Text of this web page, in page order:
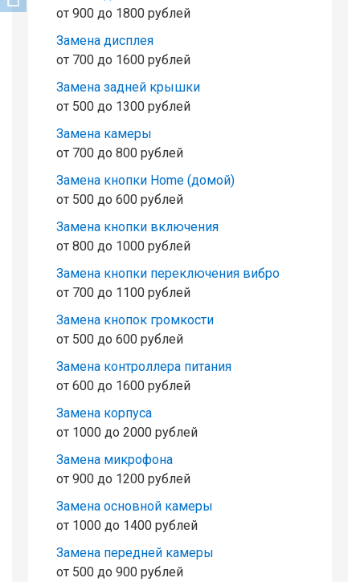
от 900 до 1800 рублей
Замена дисплея
от 700 до 1600 рублей
Замена задней крышки
от 500 до 1300 рублей
Замена камеры
от 700 до 800 рублей
Замена кнопки Home (домой)
от 500 до 600 рублей
Замена кнопки включения
от 800 до 1000 рублей
Замена кнопки переключения вибро
от 700 до 1100 рублей
Замена кнопок громкости
от 500 до 600 рублей
Замена контроллера питания
от 600 до 1600 рублей
Замена корпуса
от 1000 до 2000 рублей
Замена микрофона
от 900 до 1200 рублей
Замена основной камеры
от 1000 до 1400 рублей
Замена передней камеры
от 500 до 900 рублей